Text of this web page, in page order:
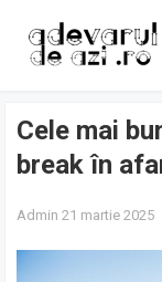
Cele mai
break în
Admin 21 martie 2025